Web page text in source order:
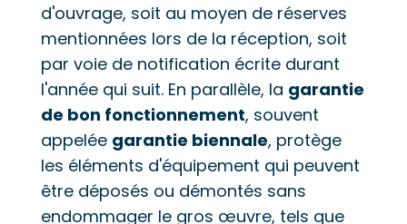
d'ouvrage, soit au moyen de réserves
mentionnées lors de la réception, soit
par voie de notification écrite durant
l'année qui suit. En parallèle, la garantie
de bon fonctionnement, souvent
appelée garantie biennale, protège
les éléments d'équipement qui peuvent
être déposés ou démontés sans
endommager le gros œuvre, tels que